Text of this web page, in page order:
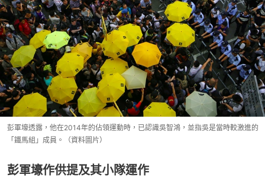
彭軍壕透露，他在2014年的佔領運動時，已認識吳智鴻，並指吳是當時較激進的
「鐵馬組」成員。（資料圖片）
彭軍壕作供提及其小隊運作